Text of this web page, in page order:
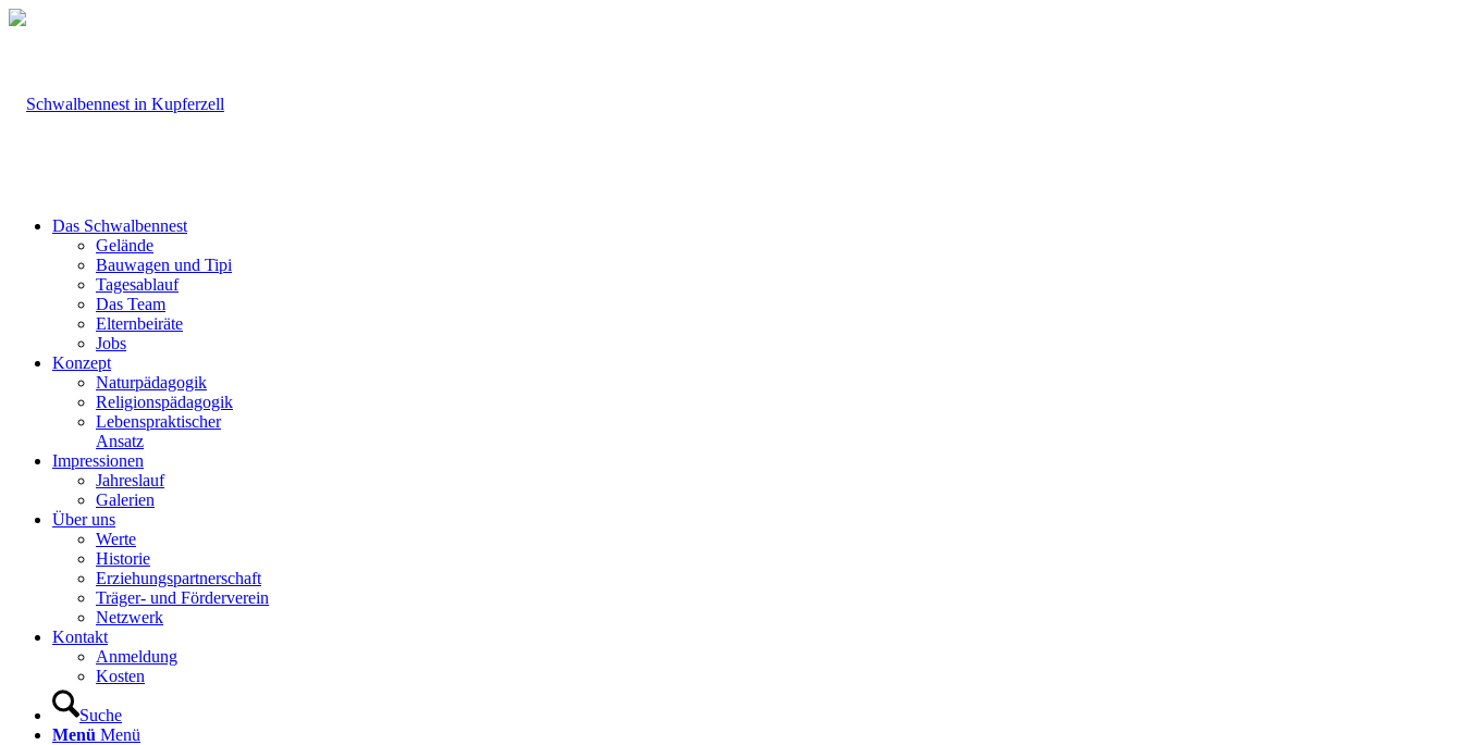
Das Schwalbennest
Gelände
Bauwagen und Tipi
Tagesablauf
Das Team
Elternbeiräte
Jobs
Konzept
Naturpädagogik
Religionspädagogik
Lebenspraktischer
Ansatz
Impressionen
Jahreslauf
Galerien
Über uns
Werte
Historie
Erziehungspartnerschaft
Träger- und Förderverein
Netzwerk
Kontakt
Anmeldung
Kosten
Suche
Menü Menü